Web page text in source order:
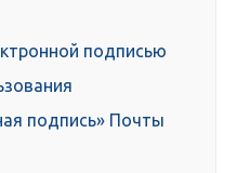
подписью
подпись» Почты